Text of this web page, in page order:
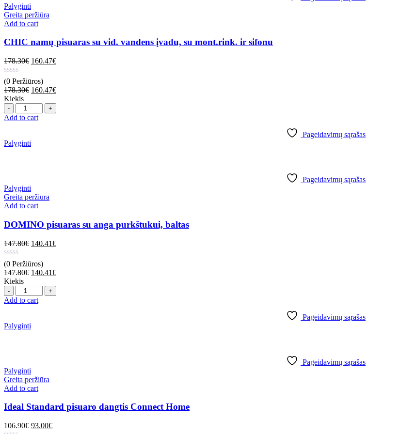
Palyginti
Greita peržiūra
Add to cart
CHIC namų pisuaras su vid. vandens įvadu, su mont.rink. ir sifonu
178.30€ 160.47€
(0 Peržiūros)
178.30€ 160.47€
Kiekis
Quantity
Add to cart
Pageidavimų sąrašas
Palyginti
Pageidavimų sąrašas
Palyginti
Greita peržiūra
Add to cart
DOMINO pisuaras su anga purkštukui, baltas
147.80€ 140.41€
(0 Peržiūros)
147.80€ 140.41€
Kiekis
Quantity
Add to cart
Pageidavimų sąrašas
Palyginti
Pageidavimų sąrašas
Palyginti
Greita peržiūra
Add to cart
Ideal Standard pisuaro dangtis Connect Home
106.90€ 93.00€